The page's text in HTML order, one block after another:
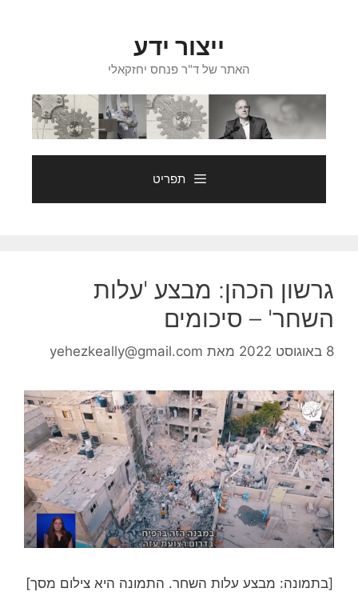
ייצור ידע
האתר של ד"ר פנחס יחזקאלי
תפריט
גרשון הכהן: מבצע 'עלות
השחר' – סיכומים
8 באוגוסט 2022 מאת yehezkeally@gmail.com
[בתמונה: מבצע עלות השחר. התמונה היא צילום מסך]